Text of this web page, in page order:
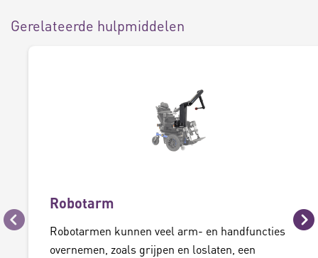
Gerelateerde hulpmiddelen
Vorige
Robotarm
Robotarmen kunnen veel arm- en handfuncties
overnemen, zoals grijpen en loslaten, een